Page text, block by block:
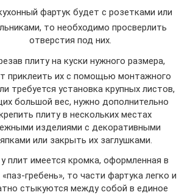
фартук будет с розетками или
то необходимо просверлить
отверстия под них.
плиту на куски нужного размера,
приклеить их с помощью монтажного
требуется установка крупных листов,
большой вес, нужно дополнительно
плиту в нескольких местах
изделиями с декоративными
или закрыть их заглушками.
плит имеется кромка, оформленная в
гребень», то части фартука легко и
стыкуются между собой в единое